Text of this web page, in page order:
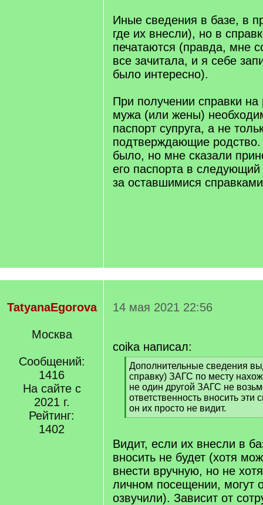
Иные сведения в базе, в
где их внесли), но в
печатаются (правда, мне
все зачитала, и я себе
было интересно).
При получении справки на
мужа (или жены)
паспорт супруга, а не
подтверждающие
было, но мне сказали
его паспорта в следующий
за оставшимися
TatyanaEgorova
Москва
Сообщений:
1416
На сайте с
2021 г.
Рейтинг:
1402
14 мая 2021 22:56
coika написал:
[
q
]
Дополнительные сведения
справку) ЗАГС по месту
не один другой ЗАГС не
ответственность вносить эти
он их просто не видит.
[
q
]
Видит, если их внесли в
вносить не будет (хотя
внести вручную, но не
личном посещении, могут
озвучили). Зависит от